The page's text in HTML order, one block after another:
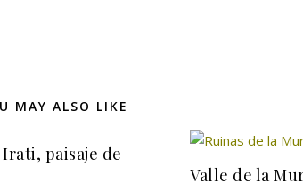
MAY ALSO LIKE
Irati, paisaje de
Valle de la